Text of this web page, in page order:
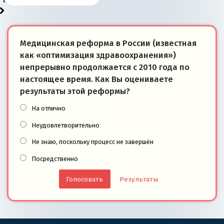
Медицинская реформа в России (известная
как «оптимизация здравоохранения»)
непрерывно продолжается с 2010 года по
настоящее время. Как Вы оцениваете
результаты этой реформы?
На отлично
Неудовлетворительно
Не знаю, поскольку процесс не завершён
Посредственно
Результаты